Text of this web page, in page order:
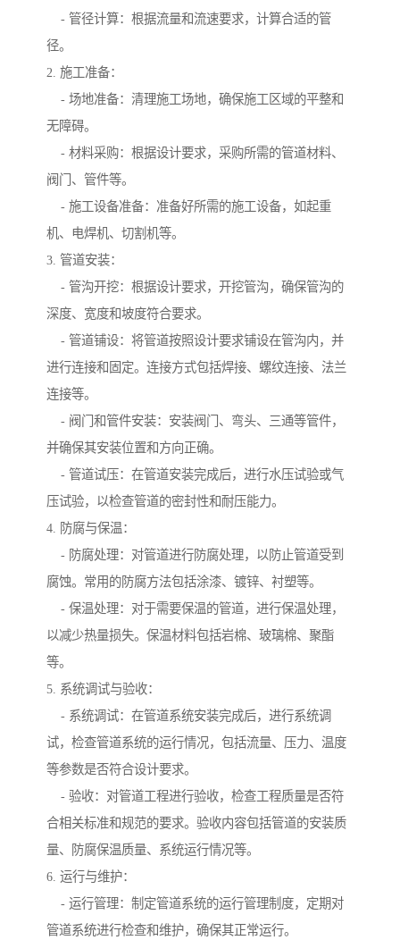
- 管径计算：根据流量和流速要求，计算合适的管
径。
2. 施工准备：
- 场地准备：清理施工场地，确保施工区域的平整和
无障碍。
- 材料采购：根据设计要求，采购所需的管道材料、
阀门、管件等。
- 施工设备准备：准备好所需的施工设备，如起重
机、电焊机、切割机等。
3. 管道安装：
- 管沟开挖：根据设计要求，开挖管沟，确保管沟的
深度、宽度和坡度符合要求。
- 管道铺设：将管道按照设计要求铺设在管沟内，并
进行连接和固定。连接方式包括焊接、螺纹连接、法兰
连接等。
- 阀门和管件安装：安装阀门、弯头、三通等管件，
并确保其安装位置和方向正确。
- 管道试压：在管道安装完成后，进行水压试验或气
压试验，以检查管道的密封性和耐压能力。
4. 防腐与保温：
- 防腐处理：对管道进行防腐处理，以防止管道受到
腐蚀。常用的防腐方法包括涂漆、镀锌、衬塑等。
- 保温处理：对于需要保温的管道，进行保温处理，
以减少热量损失。保温材料包括岩棉、玻璃棉、聚酯
等。
5. 系统调试与验收：
- 系统调试：在管道系统安装完成后，进行系统调
试，检查管道系统的运行情况，包括流量、压力、温度
等参数是否符合设计要求。
- 验收：对管道工程进行验收，检查工程质量是否符
合相关标准和规范的要求。验收内容包括管道的安装质
量、防腐保温质量、系统运行情况等。
6. 运行与维护：
- 运行管理：制定管道系统的运行管理制度，定期对
管道系统进行检查和维护，确保其正常运行。